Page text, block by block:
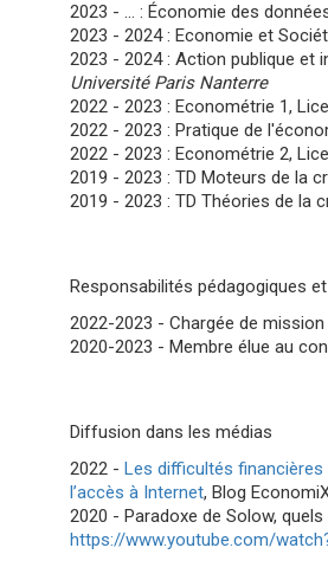
2023 - ... : Économie des
2023 - 2024 : Economie et
2023 - 2024 : Action publique et
Université Paris Nanterre
2022 - 2023 : Econométrie 1,
2022 - 2023 : Pratique de
2022 - 2023 : Econométrie 2,
2019 - 2023 : TD Moteurs de la
2019 - 2023 : TD Théories de la
Responsabilités pédagogiques
2022-2023 - Chargée de
2020-2023 - Membre élue au
Diffusion dans les médias
2022 - Les difficultés
l’accès à Internet, Blog
2020 - Paradoxe de Solow,
https://www.youtube.com/